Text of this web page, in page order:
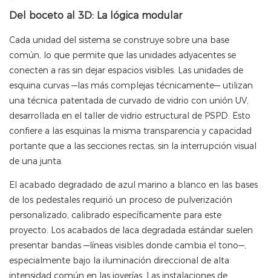
Del boceto al 3D: La lógica modular
Cada unidad del sistema se construye sobre una base
común, lo que permite que las unidades adyacentes se
conecten a ras sin dejar espacios visibles. Las unidades de
esquina curvas —las más complejas técnicamente— utilizan
una técnica patentada de curvado de vidrio con unión UV,
desarrollada en el taller de vidrio estructural de PSPD. Esto
confiere a las esquinas la misma transparencia y capacidad
portante que a las secciones rectas, sin la interrupción visual
de una junta.
El acabado degradado de azul marino a blanco en las bases
de los pedestales requirió un proceso de pulverización
personalizado, calibrado específicamente para este
proyecto. Los acabados de laca degradada estándar suelen
presentar bandas —líneas visibles donde cambia el tono—,
especialmente bajo la iluminación direccional de alta
intensidad común en las joyerías. Las instalaciones de